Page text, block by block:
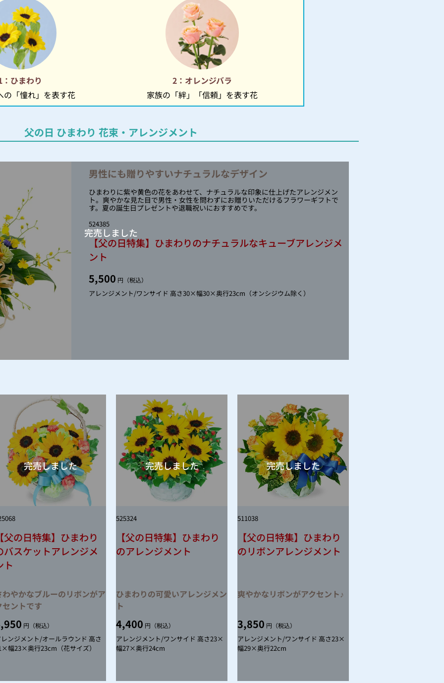
：ひまわり
の「憧れ」を表す花
2：オレンジバラ
家族の「絆」「信頼」を表す花
父の日 ひまわり 花束・アレンジメント
男性にも贈りやすいナチュラルなデザイン
ひまわりに紫や黄色の花をあわせて、ナチュラルな印象に仕上げたアレンジメン
ト。爽やかな見た目で男性・女性を問わずにお贈りいただけるフラワーギフトで
す。夏の誕生日プレゼントや退職祝いにおすすめです。
524385
【父の日特集】ひまわりのナチュラルなキューブアレンジメ
ント
5,500 円（税込）
アレンジメント/ワンサイド 高さ30×幅30×奥行23cm（オンシジウム除く）
父の日特集】ひまわり
バスケットアレンジメ
ト
わやかなブルーのリボンがア
セントです
円（税込）
ンジメント/オールラウンド 高さ
幅23×奥行23cm（花サイズ）
525324
【父の日特集】ひまわり
のアレンジメント
ひまわりの可愛いアレンジメン
ト
4,400 円（税込）
アレンジメント/ワンサイド 高さ23×
幅27×奥行24cm
511038
【父の日特集】ひまわり
のリボンアレンジメント
爽やかなリボンがアクセント♪
3,850 円（税込）
アレンジメント/ワンサイド 高さ23×
幅29×奥行22cm